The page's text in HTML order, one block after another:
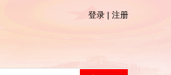
登录 | 注册